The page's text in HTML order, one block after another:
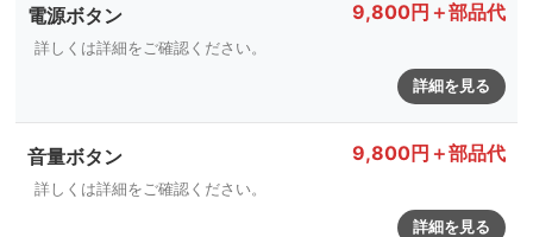
電源ボタン 9,800円＋部品代
詳しくは詳細をご確認ください。
詳細を見る
音量ボタン 9,800円＋部品代
詳しくは詳細をご確認ください。
詳細を見る